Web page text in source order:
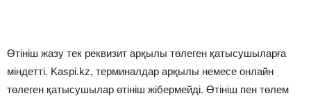
Өтініш жазу тек реквизит арқылы төлеген қатысушыларға
міндетті. Kaspi.kz, терминалдар арқылы немесе онлайн
төлеген қатысушылар өтініш жібермейді. Өтініш пен төлем